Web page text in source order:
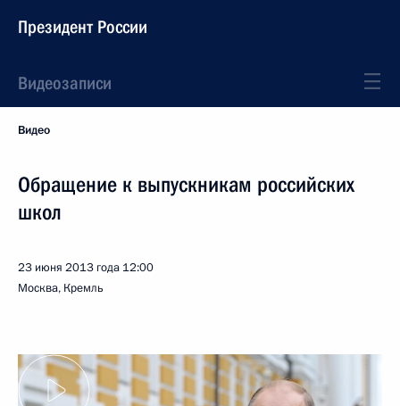
Президент России
Видеозаписи
Видео
Обращение к выпускникам российских
школ
23 июня 2013 года 12:00
Москва, Кремль